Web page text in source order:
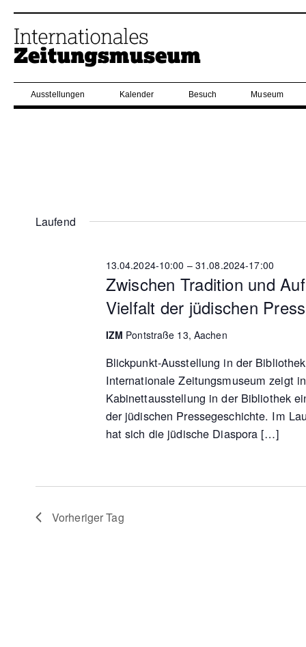
Ausstellungen Kalender Besuch Museum
Laufend
Zwischen Tradition und
Vielfalt der jüdischen
13.04.2024-10:00 – 31.08.2024-17:00
IZM Pontstraße 13, Aachen
Blickpunkt-Ausstellung in der
Internationale Zeitungsmuseum zeigt
Kabinettausstellung in der Bibliothek
der jüdischen Pressegeschichte. Im
hat sich die jüdische Diaspora […]
Vorheriger Tag